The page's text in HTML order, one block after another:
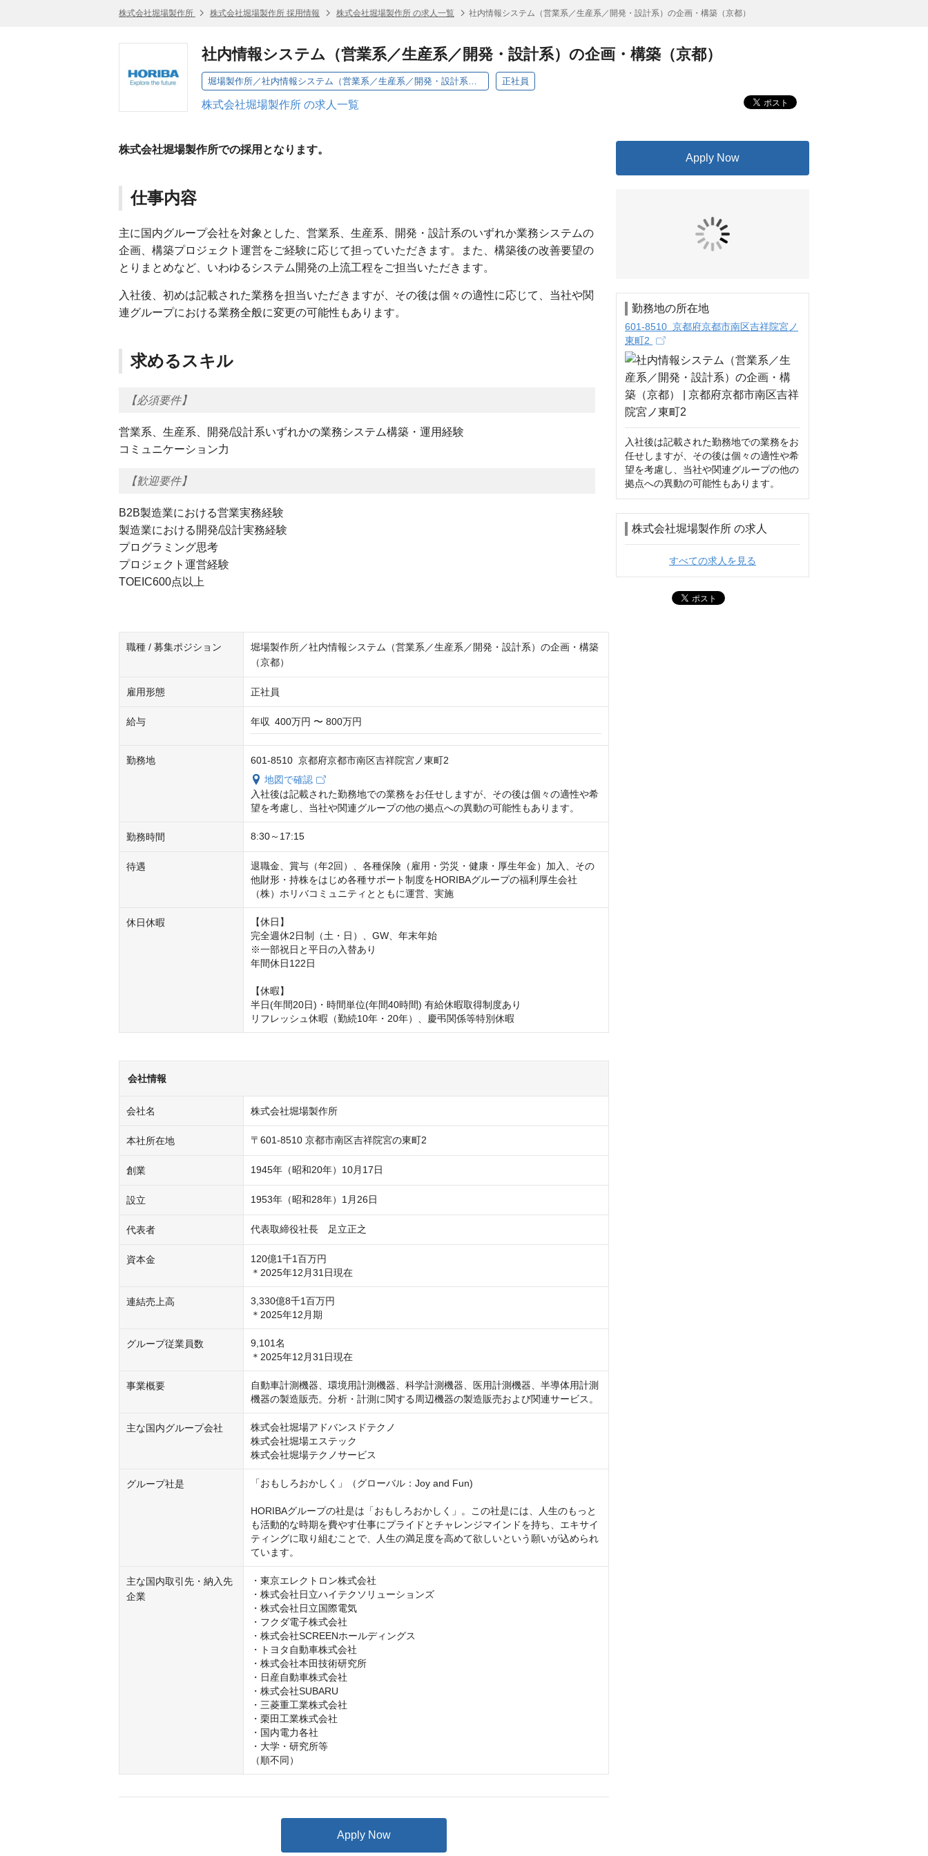
株式会社堀場製作所 株式会社堀場製作所 採用情報 株式会社堀場製作所 の求人一覧 社内情報システム（営業系／生産系／開発・設計系）の企画・構築（京都）
社内情報システム（営業系／生産系／開発・設計系）の企画・構築（京都）
堀場製作所／社内情報システム（営業系／生産系／開発・設計系）の企画・構築（京都） 正社員
株式会社堀場製作所 の求人一覧
株式会社堀場製作所での採用となります。
仕事内容
主に国内グループ会社を対象とした、営業系、生産系、開発・設計系のいずれか業務システムの
企画、構築プロジェクト運営をご経験に応じて担っていただきます。また、構築後の改善要望の
とりまとめなど、いわゆるシステム開発の上流工程をご担当いただきます。
入社後、初めは記載された業務を担当いただきますが、その後は個々の適性に応じて、当社や関
連グループにおける業務全般に変更の可能性もあります。
求めるスキル
【必須要件】
営業系、生産系、開発/設計系いずれかの業務システム構築・運用経験
コミュニケーション力
【歓迎要件】
B2B製造業における営業実務経験
製造業における開発/設計実務経験
プログラミング思考
プロジェクト運営経験
TOEIC600点以上
職種 / 募集ポジション
堀場製作所／社内情報システム（営業系／生産系／開発・設計系）の企画・構築
（京都）
雇用形態 正社員
給与 年収 400万円 〜 800万円
勤務地
601-8510 京都府京都市南区吉祥院宮ノ東町2
地図で確認
入社後は記載された勤務地での業務をお任せしますが、その後は個々の適性や希
望を考慮し、当社や関連グループの他の拠点への異動の可能性もあります。
勤務時間 8:30～17:15
待遇
退職金、賞与（年2回）、各種保険（雇用・労災・健康・厚生年金）加入、その
他財形・持株をはじめ各種サポート制度をHORIBAグループの福利厚生会社
（株）ホリバコミュニティとともに運営、実施
休日休暇
【休日】
完全週休2日制（土・日）、GW、年末年始
※一部祝日と平日の入替あり
年間休日122日
【休暇】
半日(年間20日)・時間単位(年間40時間) 有給休暇取得制度あり
リフレッシュ休暇（勤続10年・20年）、慶弔関係等特別休暇
会社情報
会社名 株式会社堀場製作所
本社所在地 〒601-8510 京都市南区吉祥院宮の東町2
創業 1945年（昭和20年）10月17日
設立 1953年（昭和28年）1月26日
代表者 代表取締役社長　足立正之
資本金
120億1千1百万円
連結売上高
3,330億8千1百万円
＊2025年12月期
グループ従業員数
9,101名
事業概要
自動車計測機器、環境用計測機器、科学計測機器、医用計測機器、半導体用計測
機器の製造販売。分析・計測に関する周辺機器の製造販売および関連サービス。
主な国内グループ会社
株式会社堀場アドバンスドテクノ
株式会社堀場エステック
株式会社堀場テクノサービス
グループ社是 「おもしろおかしく」（グローバル：Joy and Fun)
HORIBAグループの社是は「おもしろおかしく」。この社是には、人生のもっと
も活動的な時期を費やす仕事にプライドとチャレンジマインドを持ち、エキサイ
ティングに取り組むことで、人生の満足度を高めて欲しいという願いが込められ
主な国内取引先・納入先
企業
・東京エレクトロン株式会社
・株式会社日立ハイテクソリューションズ
・株式会社日立国際電気
・フクダ電子株式会社
・株式会社SCREENホールディングス
・トヨタ自動車株式会社
・株式会社本田技術研究所
・日産自動車株式会社
・株式会社SUBARU
・三菱重工業株式会社
・栗田工業株式会社
・国内電力各社
・大学・研究所等
（順不同）
Apply Now
Apply Now
勤務地の所在地
601-8510 京都府京都市南区吉祥院宮ノ
東町2
入社後は記載された勤務地での業務をお
任せしますが、その後は個々の適性や希
望を考慮し、当社や関連グループの他の
拠点への異動の可能性もあります。
株式会社堀場製作所 の求人
すべての求人を見る